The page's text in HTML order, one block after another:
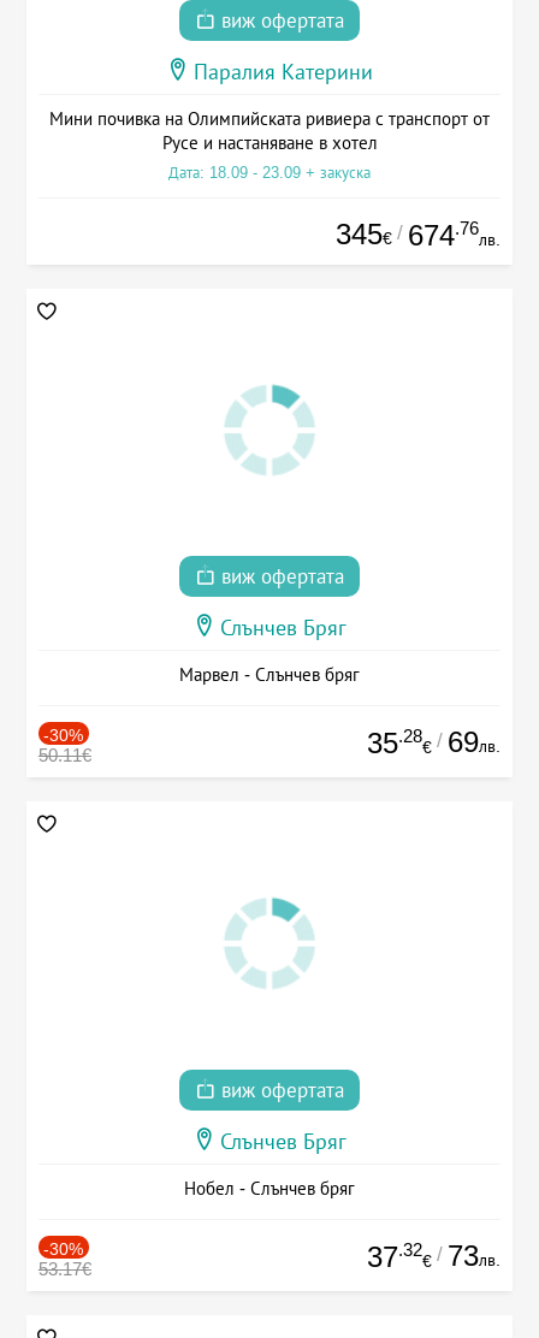
виж офертата
Паралия Катерини
Мини почивка на Олимпийската ривиера с транспорт от
Русе и настаняване в хотел
Дата: 18.09 - 23.09 + закуска
345€ / 674.76
лв.
виж офертата
Слънчев Бряг
Марвел - Слънчев бряг
-30%
50.11€ 35.28
€ / 69лв.
виж офертата
Слънчев Бряг
Нобел - Слънчев бряг
-30%
53.17€ 37.32
€ / 73лв.